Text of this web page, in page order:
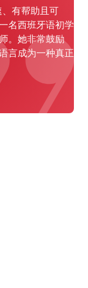
有帮助且可
名西班牙语初学
。她非常鼓励
言成为一种真正